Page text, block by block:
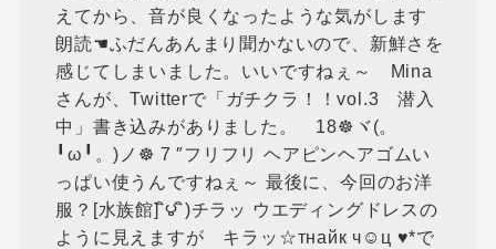
えてから、音が良くなったような気がします
朗読☚ふだんあんまり聞かないので、新鮮さを
感じてしまいました。いいですねぇ～ Mina
さんが、Twitterで「ガチクラ！！vol.3 潜入
中」書き込みがありました。 18☸ヾ(。
╹ω╹。)ノ☸ 7 ″フリフリ ヘアピンヘアゴムい
っぱい使うんですねぇ～ 最後に、今回のお洋
服？[水族館] ิ౪ ิ)チラッ ウエディングドレスの
ように見えますが キラッ☆тнайк ч☺ц ♥*で